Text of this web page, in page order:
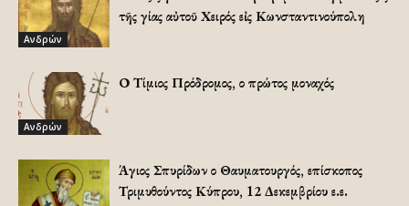
Ανδρών
τῆς Ἁγίας αὐτοῦ Χειρός εἰς Κωνσταντινούπολη
Ανδρών
Ο Τίμιος Πρόδρομος, ο πρώτος μοναχός
Άγιος Σπυρίδων ο Θαυματουργός, επίσκοπος
Τριμυθούντος Κύπρου, 12 Δεκεμβρίου ε.ε.